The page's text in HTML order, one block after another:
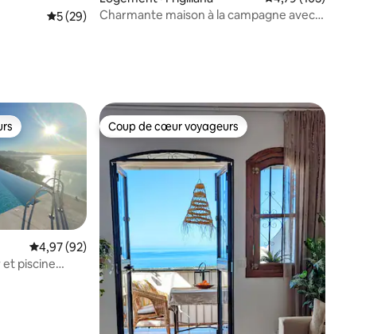
Note moyenne de 5 sur 5, 29 commentaires
5 (29)
Charmante maison à la campagne avec
les plus aimés
Note moyenne de 4,97 sur 5, 92 commentaires
4,97 (92)
et piscine
Coup de cœur voyageurs
Coup de cœur voyageurs